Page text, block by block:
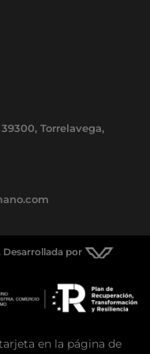
Torrelavega,
Desarrollada por
en la página de